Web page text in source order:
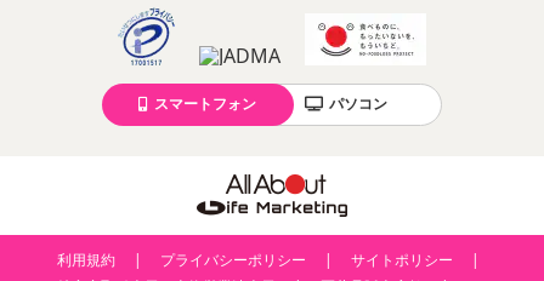
スマートフォン パソコン
利用規約 プライバシーポリシー
サイトポリシー